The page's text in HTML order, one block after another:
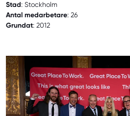
Stad: Stockholm
Antal medarbetare: 26
Grundat: 2012